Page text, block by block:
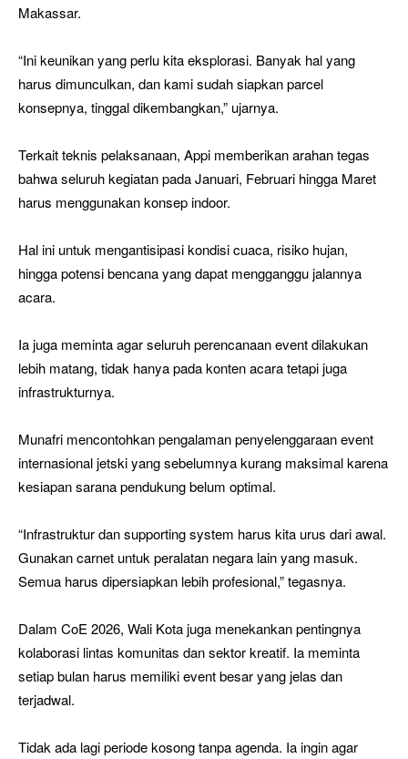
Makassar.
“Ini keunikan yang perlu kita eksplorasi. Banyak hal yang
harus dimunculkan, dan kami sudah siapkan parcel
konsepnya, tinggal dikembangkan,” ujarnya.
Terkait teknis pelaksanaan, Appi memberikan arahan tegas
bahwa seluruh kegiatan pada Januari, Februari hingga Maret
harus menggunakan konsep indoor.
Hal ini untuk mengantisipasi kondisi cuaca, risiko hujan,
hingga potensi bencana yang dapat mengganggu jalannya
acara.
Ia juga meminta agar seluruh perencanaan event dilakukan
lebih matang, tidak hanya pada konten acara tetapi juga
infrastrukturnya.
Munafri mencontohkan pengalaman penyelenggaraan event
internasional jetski yang sebelumnya kurang maksimal karena
kesiapan sarana pendukung belum optimal.
“Infrastruktur dan supporting system harus kita urus dari awal.
Gunakan carnet untuk peralatan negara lain yang masuk.
Semua harus dipersiapkan lebih profesional,” tegasnya.
Dalam CoE 2026, Wali Kota juga menekankan pentingnya
kolaborasi lintas komunitas dan sektor kreatif. Ia meminta
setiap bulan harus memiliki event besar yang jelas dan
terjadwal.
Tidak ada lagi periode kosong tanpa agenda. Ia ingin agar